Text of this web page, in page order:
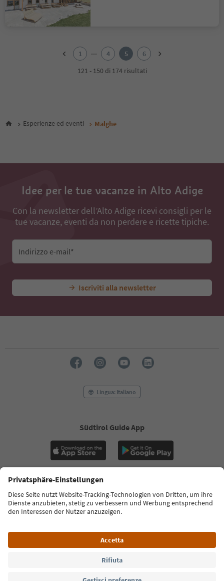
1 ... 4 5
6
121 - 150 di 174 risultati
Esperienze ed eventi Malghe
Idee per le tue vacanze in Alto Adige
Con la newsletter dell’Alto Adige ricevi consigli per le
tue vacanze, eventi da non perdere e ricette tipiche.
Indirizzo e-mail*
Iscriviti alla newsletter
Lingua: Italiano
Südtirol Guide App
FAQ Contatti Press MICE
Privacy Policy
Termini e condizioni
Crediti
Cookie Policy
Alto Adige B2B